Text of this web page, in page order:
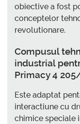
obiective a fost
conceptelor
revolutionare.
Compusul
industrial
Primacy 4
Este adaptat
interactiune cu
chimice speciale